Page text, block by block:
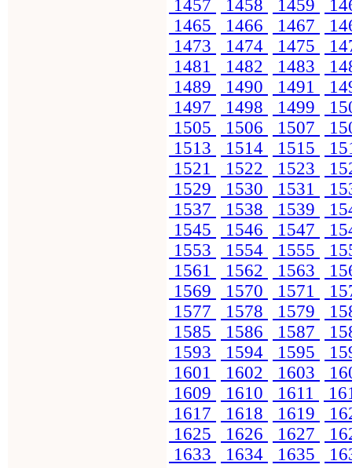
1457
1458 1459
1465
1466 1467
1473
1474 1475
1481
1482 1483
1489
1490 1491
1497
1498 1499
1505
1506 1507
1513
1514 1515
1521
1522 1523
1529
1530 1531
1537
1538 1539
1545
1546 1547
1553
1554 1555
1561
1562 1563
1569
1570 1571
1577
1578 1579
1585
1586 1587
1593
1594 1595
1601
1602 1603
1609
1610 1611
1617
1618 1619
1625
1626 1627
1633
1634 1635